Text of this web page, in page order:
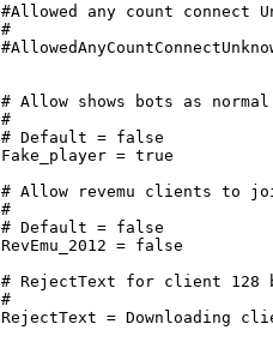
#Allowed any count
#
# Allow shows bots as
#
# Default = false
Fake_player = true
# Allow revemu clients to
#
# Default = false
RevEmu_2012 = false
# RejectText for client 128
#
RejectText = Downloading